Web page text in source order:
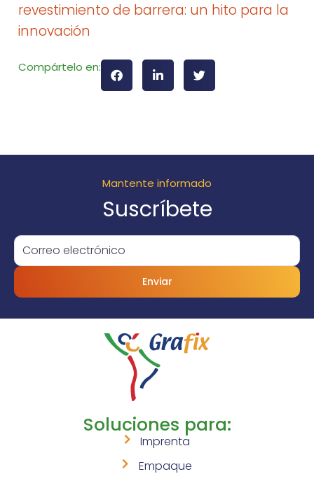
revestimiento de barrera: un hito para la
innovación
Compártelo en:
Mantente informado
Suscríbete
Enviar
Soluciones para:
Imprenta
Empaque